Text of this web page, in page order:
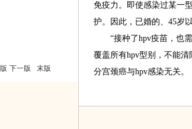
下一版 末版
免疫力。即使感染过某一
护。因此，已婚的、45岁
“接种了hpv疫苗，也需
覆盖所有hpv型别，不能
分宫颈癌与hpv感染无关。